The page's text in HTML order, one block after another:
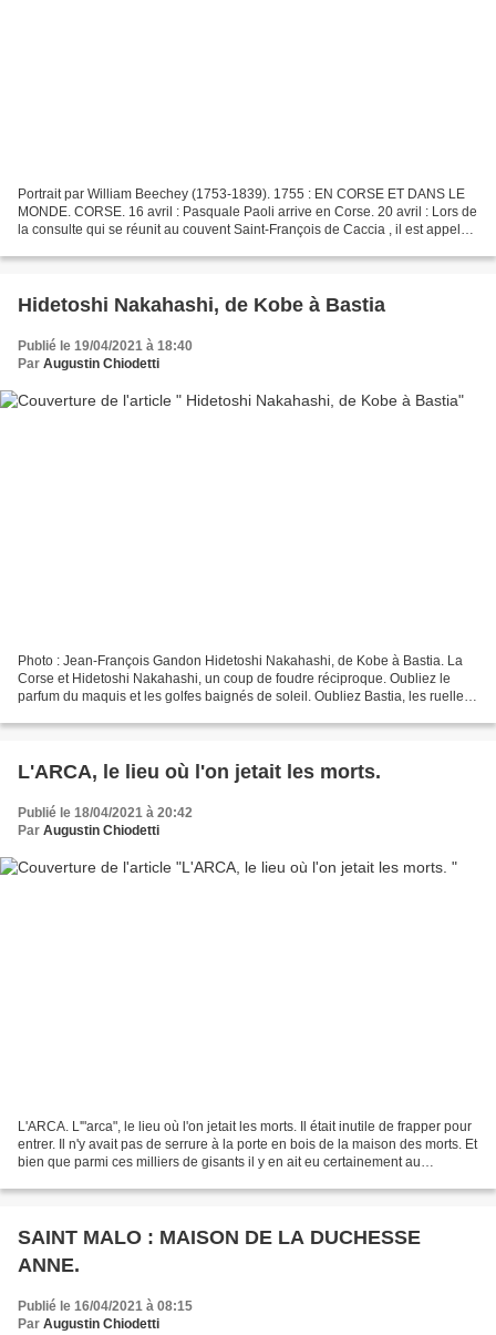
Portrait par William Beechey (1753-1839). 1755 : EN CORSE ET DANS LE
MONDE. CORSE. 16 avril : Pasquale Paoli arrive en Corse. 20 avril : Lors de
la consulte qui se réunit au couvent Saint-François de Caccia , il est appelé
Hidetoshi Nakahashi, de Kobe à Bastia
Publié le 19/04/2021 à 18:40
Par Augustin Chiodetti
Photo : Jean-François Gandon Hidetoshi Nakahashi, de Kobe à Bastia. La
Corse et Hidetoshi Nakahashi, un coup de foudre réciproque. Oubliez le
parfum du maquis et les golfes baignés de soleil. Oubliez Bastia, les ruelles
L'ARCA, le lieu où l'on jetait les morts.
Publié le 18/04/2021 à 20:42
Par Augustin Chiodetti
L'ARCA. L'"arca", le lieu où l'on jetait les morts. Il était inutile de frapper pour
entrer. Il n'y avait pas de serrure à la porte en bois de la maison des morts. Et
bien que parmi ces milliers de gisants il y en ait eu certainement au
SAINT MALO : MAISON DE LA DUCHESSE
ANNE.
Publié le 16/04/2021 à 08:15
Par Augustin Chiodetti